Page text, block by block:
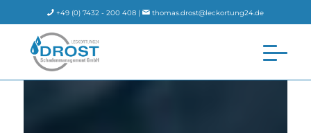
+49 (0) 7432 - 200 408 | thomas.drost@leckortung24.de